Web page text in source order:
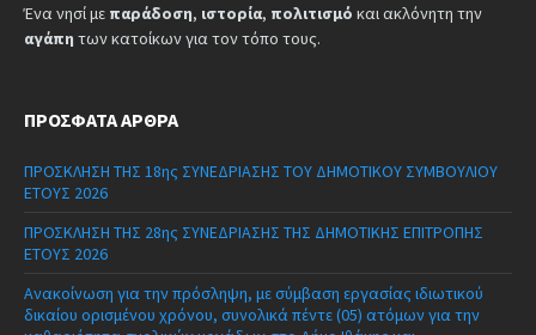
Ένα νησί με παράδοση, ιστορία, πολιτισμό και ακλόνητη την
αγάπη των κατοίκων για τον τόπο τους.
ΠΡΌΣΦΑΤΑ ΆΡΘΡΑ
ΠΡΟΣΚΛΗΣΗ ΤΗΣ 18ης ΣΥΝΕΔΡΙΑΣΗΣ ΤΟΥ ΔΗΜΟΤΙΚΟΥ ΣΥΜΒΟΥΛΙΟΥ
ΕΤΟΥΣ 2026
ΠΡΟΣΚΛΗΣΗ ΤΗΣ 28ης ΣΥΝΕΔΡΙΑΣΗΣ ΤΗΣ ΔΗΜΟΤΙΚΗΣ ΕΠΙΤΡΟΠΗΣ
ΕΤΟΥΣ 2026
Ανακοίνωση για την πρόσληψη, με σύμβαση εργασίας ιδιωτικού
δικαίου ορισμένου χρόνου, συνολικά πέντε (05) ατόμων για την